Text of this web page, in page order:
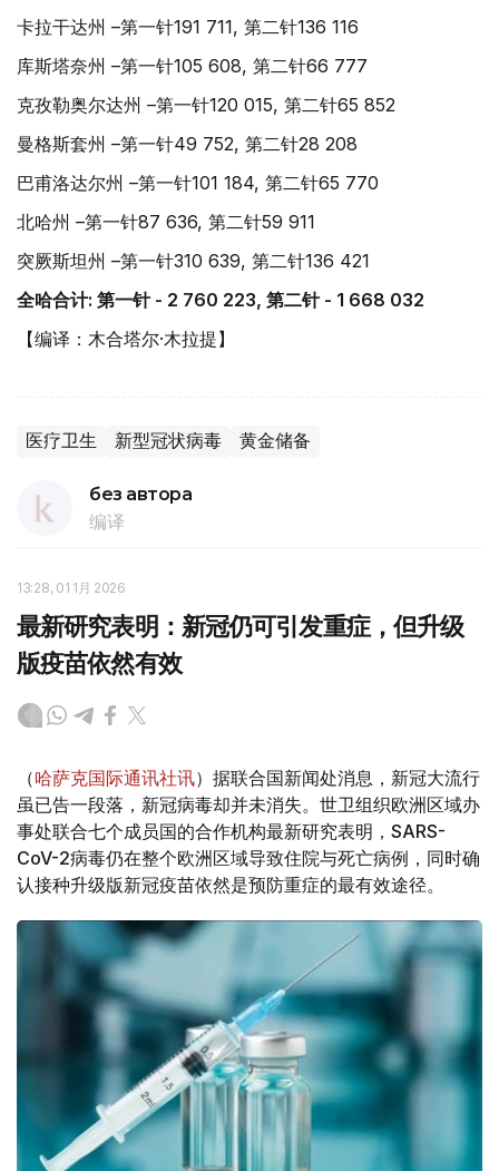
卡拉干达州 –第一针191 711, 第二针136 116
库斯塔奈州 –第一针105 608, 第二针66 777
克孜勒奥尔达州 –第一针120 015, 第二针65 852
曼格斯套州 –第一针49 752, 第二针28 208
巴甫洛达尔州 –第一针101 184, 第二针65 770
北哈州 –第一针87 636, 第二针59 911
突厥斯坦州 –第一针310 639, 第二针136 421
全哈合计: 第一针 - 2 760 223, 第二针 - 1 668 032
【编译：木合塔尔·木拉提】
医疗卫生 新型冠状病毒 黄金储备
без автора
编译
13:28, 01 1月 2026
最新研究表明：新冠仍可引发重症，但升级
版疫苗依然有效
（哈萨克国际通讯社讯）据联合国新闻处消息，新冠大流行
虽已告一段落，新冠病毒却并未消失。世卫组织欧洲区域办
事处联合七个成员国的合作机构最新研究表明，SARS-
CoV-2病毒仍在整个欧洲区域导致住院与死亡病例，同时确
认接种升级版新冠疫苗依然是预防重症的最有效途径。